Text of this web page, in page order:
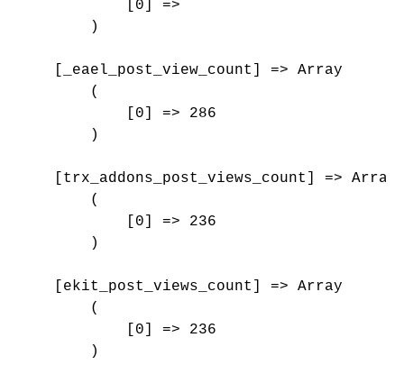
            [0] =>
        )
    [_eael_post_view_count] => Array
        (
            [0] => 286
        )
    [trx_addons_post_views_count] => Array
        (
            [0] => 236
        )
    [ekit_post_views_count] => Array
        (
            [0] => 236
        )